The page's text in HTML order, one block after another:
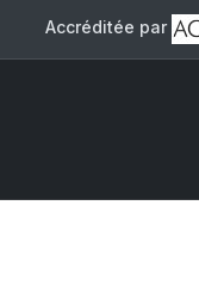
Accréditée par